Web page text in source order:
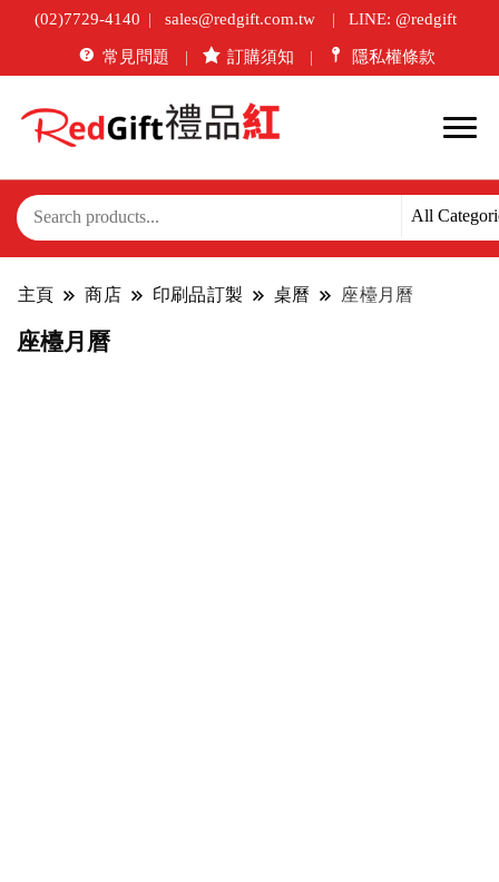
(02)7729-4140 sales@redgift.com.tw LINE: @redgift
常見問題 訂購須知 隱私權條款
主頁 商店 印刷品訂製 桌曆 座檯月曆
座檯月曆